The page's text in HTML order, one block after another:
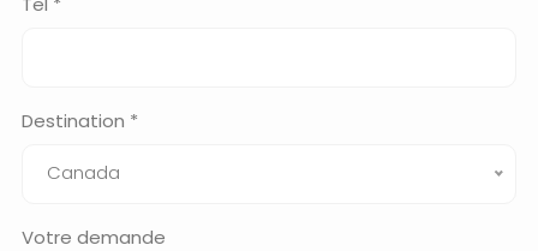
Destination *
Canada
Votre demande